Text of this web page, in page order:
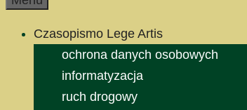
Czasopismo Lege Artis
ochrona danych osobowych
informatyzacja
ruch drogowy